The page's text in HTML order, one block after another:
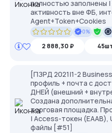
полностью заполнены
активность вне ФБ,
Agent+Token+Cookies
0%
2 888,30 ₽
[ПЗРД 2021|1-2
профиль + почта с
ДНЕЙ (внешний +
Создана
торговая площадка.
| Access-токен
файлы [#51]